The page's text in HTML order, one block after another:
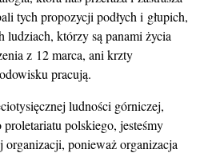
tych propozycji podłych i głupich,
ludziach, którzy są panami życia
z 12 marca, ani krzty
pracują.
ludności górniczej,
proletariatu polskiego, jesteśmy
organizacji, ponieważ organizacja